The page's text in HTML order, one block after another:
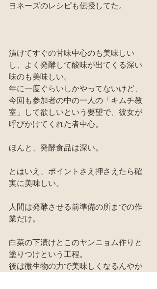
ヨネーズのレシピも伝授してた。
漬けてすぐの甘味中心のも美味しい
し、よく発酵して酸味が出てくる深い
味のも美味しい。
年に一度ぐらいしかやってないけど、
今回も参加者の中の一人の「キムチ教
室」して欲しいという要望で、彼女が
呼びかけてくれた者中心。
ほんと、発酵食品は深い。
とはいえ、ポイントさえ押さえたら確
実に美味しい。
人間は発酵させる前準備の所までの作
業だけ。
白菜の下漬けとこのヤンニョム作りと
塗りつけという工程。
後は微生物の力で美味しくなるんやか